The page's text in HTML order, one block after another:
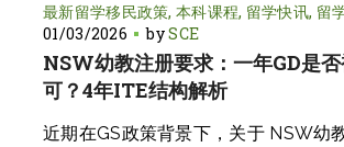
最新留学移民政策 本科课程 留学快讯 留
01/03/2026
bySCE
NSW幼教注册要求：一年GD是
可？4年ITE结构解析
近期在GS政策背景下，关于 NSW幼